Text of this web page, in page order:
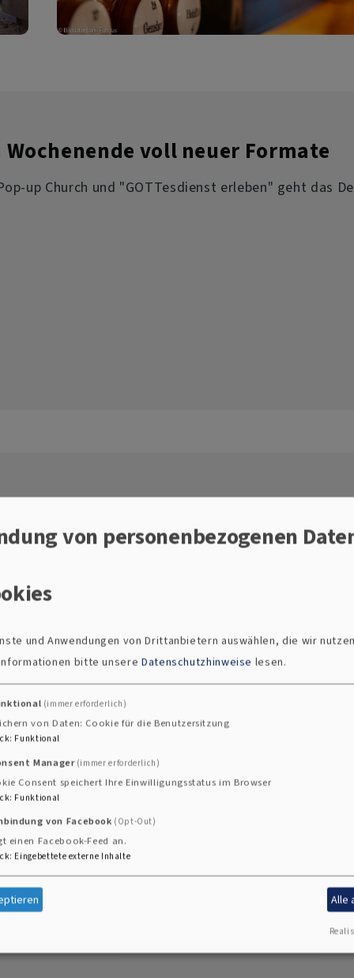
Wochenende voll neuer Formate
up Church und "GOTTesdienst erleben" geht das
verfangen
vereiteltem Terroranschlag eines 18-jährigen in
Öffentlichkeitsreferentin für
Seit dem 01. September 2024 hat
wird künftig mit theologischer
von personenbezogenen
und Anwendungen von Drittanbietern auswählen, die wir
bitte unsere Datenschutzhinweise lesen.
(immer erforderlich)
von Daten: Cookie für die Benutzersitzung
: Funktional
Manager (immer erforderlich)
Consent speichert Ihre Einwilligungsstatus im Browser
: Funktional
von Facebook (Opt-Out)
einen Facebook-Feed an.
: Eingebettete externe Inhalte
Alle